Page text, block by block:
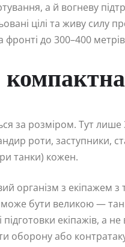
а й вогневу
цілі та живу силу
фронті до 300–400
за розміром. Тут
роти, заступники,
танки) кожен.
з екіпажем з
бути великою —
екіпажів, а
оборону або